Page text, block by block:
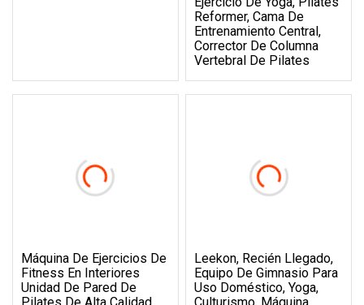
Reformer, Cama De
Entrenamiento Central,
Corrector De Columna
Vertebral De Pilates
Máquina De Ejercicios De
Fitness En Interiores
Unidad De Pared De
Leekon, Recién Llegado,
Equipo De Gimnasio Para
Uso Doméstico, Yoga,